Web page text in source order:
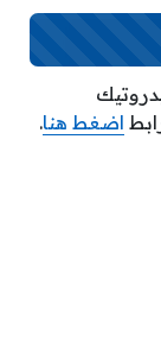
اضغط هنا.